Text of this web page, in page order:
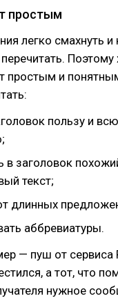
простым
легко смахнуть
простым и
пользу и
в заголовок
текст;
длинных
аббревиатуры.
— пуш от сервиса
а тот, что
нужное